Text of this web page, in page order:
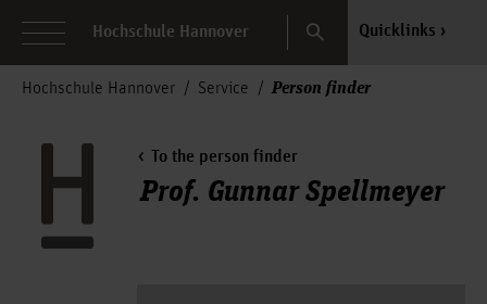
Hochschule Hannover Search Quicklinks
Hochschule Hannover Service Person finder
To the person finder
Prof. Gunnar Spellmeyer